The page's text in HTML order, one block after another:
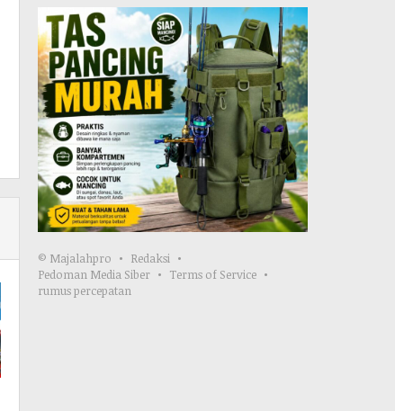
© Majalahpro
Redaksi
Pedoman Media Siber
Terms of Service
rumus percepatan